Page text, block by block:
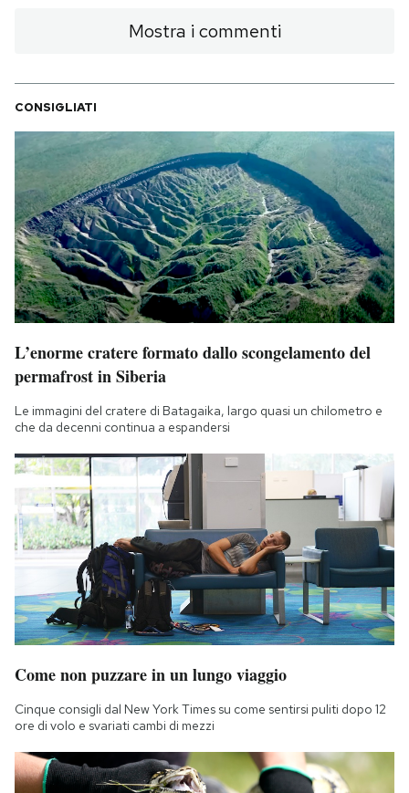
Mostra i commenti
CONSIGLIATI
L’enorme cratere formato dallo scongelamento del
permafrost in Siberia
Le immagini del cratere di Batagaika, largo quasi un chilometro e
che da decenni continua a espandersi
Come non puzzare in un lungo viaggio
Cinque consigli dal New York Times su come sentirsi puliti dopo 12
ore di volo e svariati cambi di mezzi